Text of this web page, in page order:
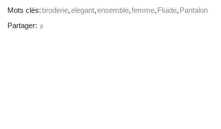
Mots clés: broderie,elegant,ensemble,femme, Fluide, Pantalon
Partager: